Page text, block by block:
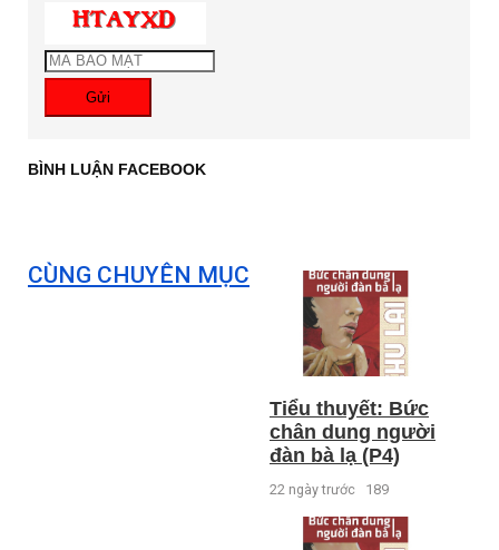
Gửi
BÌNH LUẬN FACEBOOK
CÙNG CHUYÊN MỤC
Tiểu thuyết: Bức
chân dung người
đàn bà lạ (P4)
22 ngày trước 189